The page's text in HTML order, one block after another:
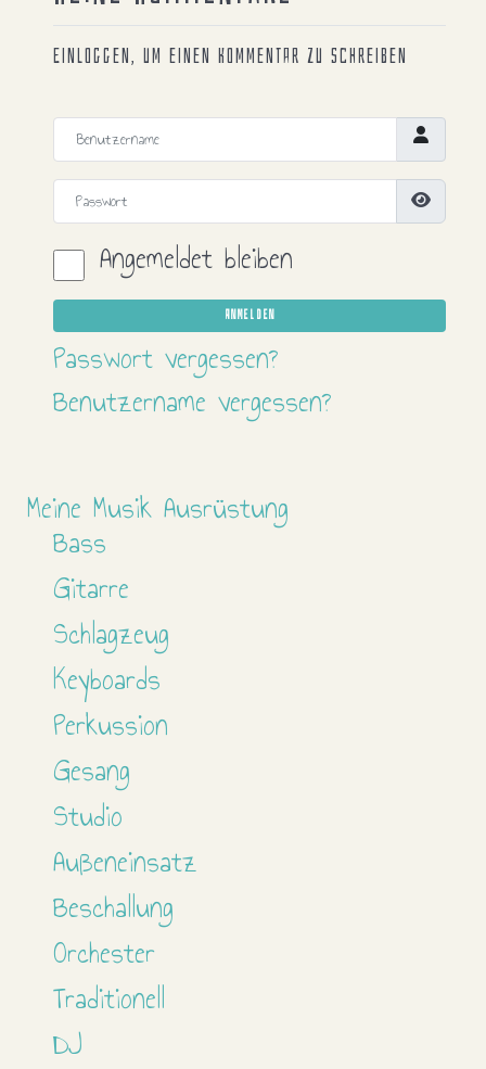
Einloggen, um einen Kommentar zu schreiben
Benutzername
Passwort
Angemeldet bleiben
ANMELDEN
Passwort vergessen?
Benutzername vergessen?
Meine Musik Ausrüstung
Bass
Gitarre
Schlagzeug
Keyboards
Perkussion
Gesang
Studio
Außeneinsatz
Beschallung
Orchester
Traditionell
DJ